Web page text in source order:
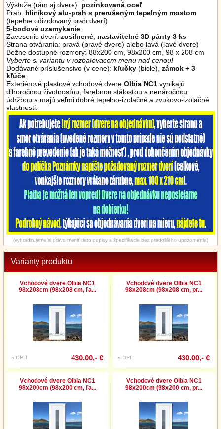
Výstuže (rám aj dvere): pozinkovaná oceľ
Prah: hliníkový alu-prah s prerušeným tepelným mostom
(tepelne odizolovaný prah dverí)
5-bodové uzamykanie
Zavesenie dverí: zosilnené nastavitelné 3D pánty 3 ks
Strana otvárania: pravá (pravé dvere) alebo ľavá (ľavé dvere)
Bežne dostupné rozmery: 88x200 cm, 98x200 cm, 98 x 208 cm
Vyberte si variantu v rozbaľovacom menu nad cenou!
Dodávané príslušenstvo (v cene): kľučky (biele), zámok + 3
kľúče
Exteriérové plastové vchodové dvere Olbia NC1 vynikajú
dlhoročnou životnosťou, farebnou stálosťou a nenáročnou
údržbou a majú veľmi dobré tepelno-izolačné a zvukovo-izolačné
vlastnosti.
(vyhradzujeme si právo meniť tieto popisy a špecifikácie bez predošlého upozornenia)
Varianty produktu
Vchodové dvere Olbia NC1
98x208cm (98x208 cm, ľa...
s DPH 430.00,- €
Vchodové dvere Olbia NC1
98x208cm (98x208 cm, pr...
s DPH 430.00,- €
Vchodové dvere Olbia NC1
98x200cm (98x200 cm, ľa...
Vchodové dvere Olbia NC1
98x200cm (98x200 cm, pr...